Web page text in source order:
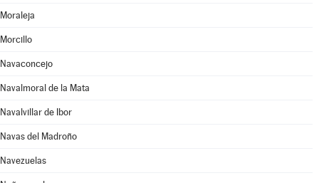
Moraleja
Morcillo
Navaconcejo
Navalmoral de la Mata
Navalvillar de Ibor
Navas del Madroño
Navezuelas